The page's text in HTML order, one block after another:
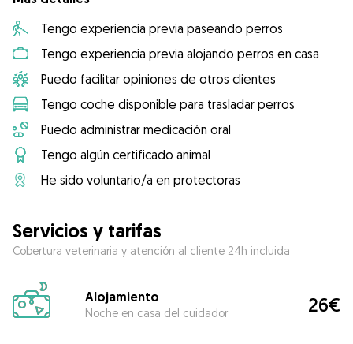
Tengo experiencia previa paseando perros
Tengo experiencia previa alojando perros en casa
Puedo facilitar opiniones de otros clientes
Tengo coche disponible para trasladar perros
Puedo administrar medicación oral
Tengo algún certificado animal
He sido voluntario/a en protectoras
Servicios y tarifas
Cobertura veterinaria y atención al cliente 24h incluida
Alojamiento
Noche en casa del cuidador 26€